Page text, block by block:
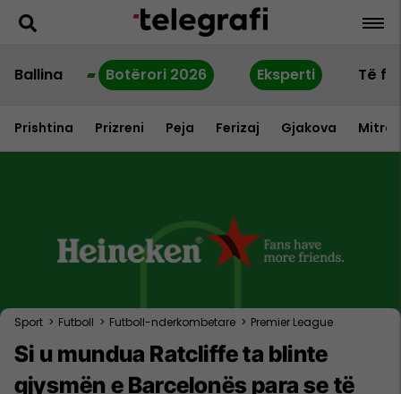
Ballina Botërori 2026 Eksperti Të
Prishtina Prizreni Peja Ferizaj Gjakova
Sport > Futboll > Futboll-nderkombetare > Premier League
Si u mundua Ratcliffe ta blinte
gjysmën e Barcelonës para se të